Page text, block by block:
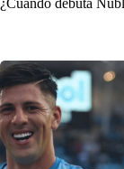
¿Cuándo debuta